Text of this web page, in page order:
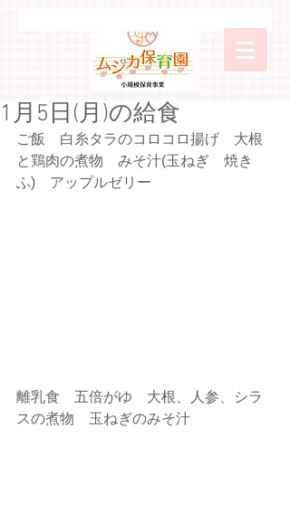
1月5日(月)の給食
ご飯　白糸タラのコロコロ揚げ　大根
と鶏肉の煮物　みそ汁(玉ねぎ　焼き
ふ)　アップルゼリー
離乳食　五倍がゆ　大根、人参、シラ
スの煮物　玉ねぎのみそ汁